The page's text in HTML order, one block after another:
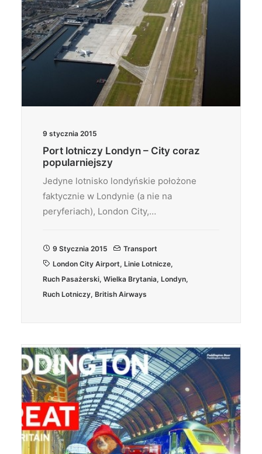
9 stycznia 2015
Port lotniczy Londyn – City coraz
popularniejszy
Jedyne lotnisko londyńskie położone
faktycznie w Londynie (a nie na
peryferiach), London City,…
9 Stycznia 2015
Transport
London City Airport, Linie Lotnicze,
Ruch Pasażerski, Wielka Brytania, Londyn,
Ruch Lotniczy, British Airways